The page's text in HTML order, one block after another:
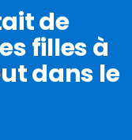
de
filles à
dans le